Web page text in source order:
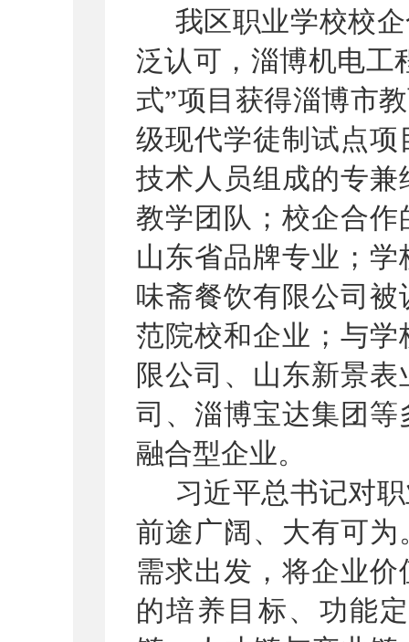
我区职业学校校
泛认可，淄博机电工
式”项目获得淄博市
级现代学徒制试点
技术人员组成的专
教学团队；校企合
山东省品牌专业；
味斋餐饮有限公司
范院校和企业；与
限公司、山东新景
司、淄博宝达集团
融合型企业。
习近平总书记对
前途广阔、大有可
需求出发，将企业
的培养目标、功能